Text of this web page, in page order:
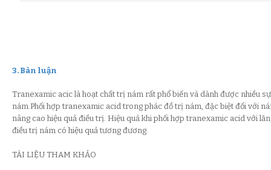
3. Bàn luận
Tranexamic acic là hoạt chất trị nám rất phổ biến và dành được nhiều
nám.Phối hợp tranexamic acid trong phác đồ trị nám, đặc biệt đối với
nâng cao hiệu quả điều trị. Hiệu quả khi phối hợp tranexamic acid với
điều trị nám có hiệu quả tương đương.
TÀI LIỆU THAM KHẢO